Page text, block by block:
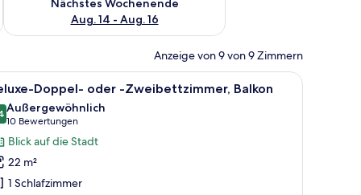
Nächstes Wochenende
Aug. 14 - Aug. 16
Anzeige von 9 von 9 Zimmern
Muster.
großen Bett, einem Holz-Kopfteil, einem an der Wand montierten
Ein Hotelzimmer mit einem großen Bett,
4 Doppel- oder -Zweibettzimmer, Balkon
von 10
Außergewöhnlich
10 Bewertungen
(10
Bewertungen)
Blick auf die Stadt
22 m²
1 Schlafzimmer